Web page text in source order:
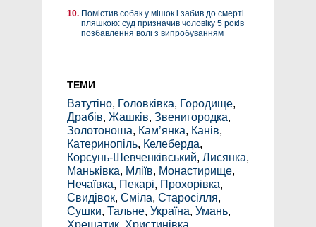
Помістив собак у мішок і забив до смерті
пляшкою: суд призначив чоловіку 5 років
позбавлення волі з випробуванням
ТЕМИ
Ватутіно, Головківка, Городище,
Драбів, Жашків, Звенигородка,
Золотоноша, Кам’янка, Канів,
Катеринопіль, Келеберда,
Корсунь-Шевченківський, Лисянка,
Маньківка, Мліїв, Монастирище,
Нечаївка, Пекарі, Прохорівка,
Свидівок, Сміла, Старосілля,
Сушки, Тальне, Україна, Умань,